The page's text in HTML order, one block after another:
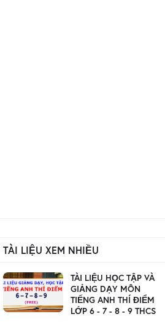
TÀI LIỆU XEM NHIỀU
TÀI LIỆU HỌC TẬP VÀ
GIẢNG DẠY MÔN
TIẾNG ANH THÍ ĐIỂM
LỚP 6 - 7 - 8 - 9 THCS